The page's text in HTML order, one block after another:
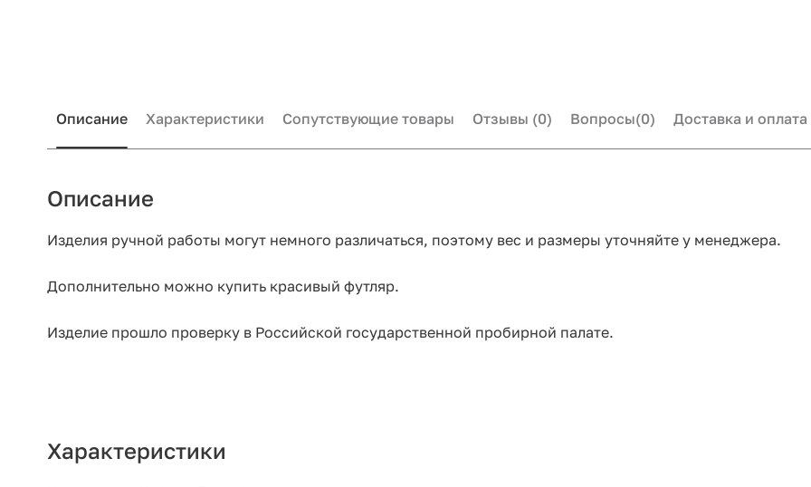
Описание Характеристики Сопутствующие товары Отзывы (0) Вопросы(0) Доставка и оплата
Описание
Изделия ручной работы могут немного различаться, поэтому вес и размеры уточняйте у менеджера.
Дополнительно можно купить красивый футляр.
Изделие прошло проверку в Российской государственной пробирной палате.
Характеристики